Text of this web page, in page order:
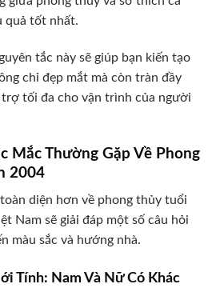
quả tốt nhất.
tắc này sẽ giúp bạn kiến tạo
chỉ đẹp mắt mà còn tràn đầy
tối đa cho vận trình của người
Mắc Thường Gặp Về Phong
2004
diện hơn về phong thủy tuổi
Nam sẽ giải đáp một số câu hỏi
màu sắc và hướng nhà.
Tính: Nam Và Nữ Có Khác